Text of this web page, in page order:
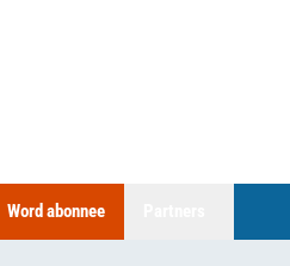
Word abonnee